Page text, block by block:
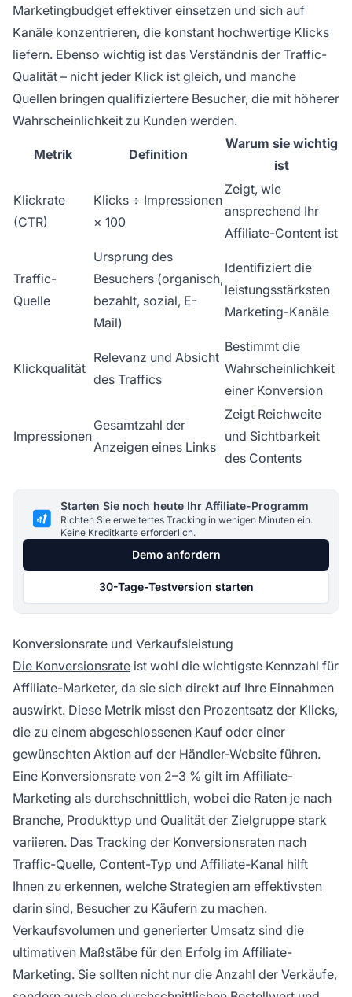
Marketingbudget effektiver einsetzen und sich auf
Kanäle konzentrieren, die konstant hochwertige Klicks
liefern. Ebenso wichtig ist das Verständnis der Traffic-
Qualität – nicht jeder Klick ist gleich, und manche
Quellen bringen qualifiziertere Besucher, die mit höherer
Wahrscheinlichkeit zu Kunden werden.
Metrik Definition
Warum sie wichtig
ist
Klickrate
(CTR)
Klicks ÷ Impressionen
× 100
Zeigt, wie
ansprechend Ihr
Affiliate-Content ist
Traffic-
Quelle
Ursprung des
Besuchers (organisch,
bezahlt, sozial, E-
Mail)
Identifiziert die
leistungsstärksten
Marketing-Kanäle
Klickqualität
Relevanz und Absicht
des Traffics
Bestimmt die
Wahrscheinlichkeit
einer Konversion
Impressionen
Gesamtzahl der
Anzeigen eines Links
Zeigt Reichweite
und Sichtbarkeit
des Contents
Starten Sie noch heute Ihr Affiliate-Programm
Richten Sie erweitertes Tracking in wenigen Minuten ein.
Keine Kreditkarte erforderlich.
Demo anfordern
30-Tage-Testversion starten
Konversionsrate und Verkaufsleistung
Die Konversionsrate ist wohl die wichtigste Kennzahl für
Affiliate-Marketer, da sie sich direkt auf Ihre Einnahmen
auswirkt. Diese Metrik misst den Prozentsatz der Klicks,
die zu einem abgeschlossenen Kauf oder einer
gewünschten Aktion auf der Händler-Website führen.
Eine Konversionsrate von 2–3 % gilt im Affiliate-
Marketing als durchschnittlich, wobei die Raten je nach
Branche, Produkttyp und Qualität der Zielgruppe stark
variieren. Das Tracking der Konversionsraten nach
Traffic-Quelle, Content-Typ und Affiliate-Kanal hilft
Ihnen zu erkennen, welche Strategien am effektivsten
darin sind, Besucher zu Käufern zu machen.
Verkaufsvolumen und generierter Umsatz sind die
ultimativen Maßstäbe für den Erfolg im Affiliate-
Marketing. Sie sollten nicht nur die Anzahl der Verkäufe,